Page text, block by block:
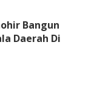
Bangun
Daerah Di